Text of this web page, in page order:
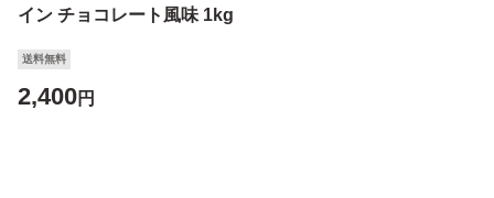
イン チョコレート風味 1kg
送料無料
2,400円